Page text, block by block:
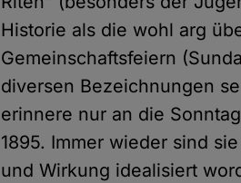
Historie als die wohl arg
Gemeinschaftsfeiern
diversen Bezeichnungen
erinnere nur an die
1895. Immer wieder sind
und Wirkung idealisiert